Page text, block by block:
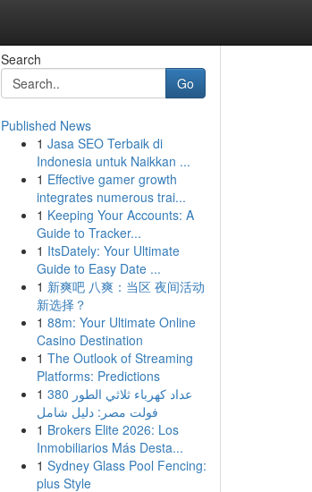
Search
Go
Published News
1 Jasa SEO Terbaik di
Indonesia untuk Naikkan ...
1 Effective gamer growth
integrates numerous trai...
1 Keeping Your Accounts: A
Guide to Tracker...
1 ItsDately: Your Ultimate
Guide to Easy Date ...
1 新爽吧 八爽：当区 夜间活动
新选择？
1 88m: Your Ultimate Online
Casino Destination
1 The Outlook of Streaming
Platforms: Predictions
1 عداد كهرباء ثلاثي الطور 380
فولت مصر: دليل شامل
1 Brokers Elite 2026: Los
Inmobiliarios Más Desta...
1 Sydney Glass Pool Fencing:
plus Style